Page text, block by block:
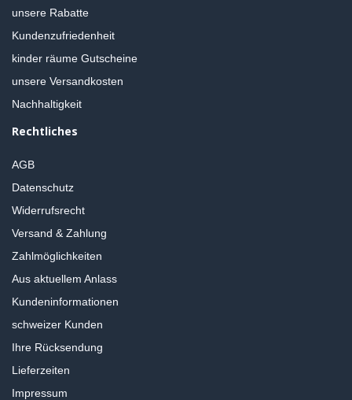
unsere Rabatte
Kundenzufriedenheit
kinder räume Gutscheine
unsere Versandkosten
Nachhaltigkeit
Rechtliches
AGB
Datenschutz
Widerrufsrecht
Versand & Zahlung
Zahlmöglichkeiten
Aus aktuellem Anlass
Kundeninformationen
schweizer Kunden
Ihre Rücksendung
Lieferzeiten
Impressum